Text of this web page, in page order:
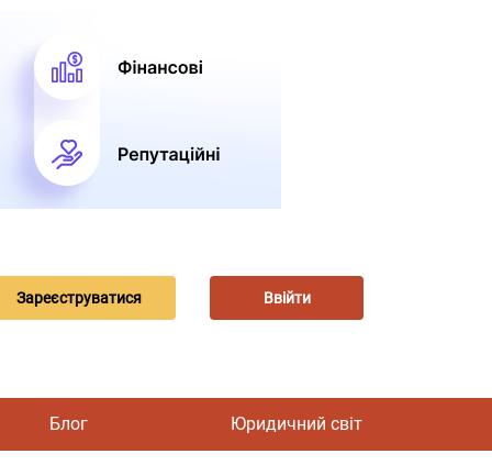
Зареєструватися Ввійти
Блог Юридичний світ